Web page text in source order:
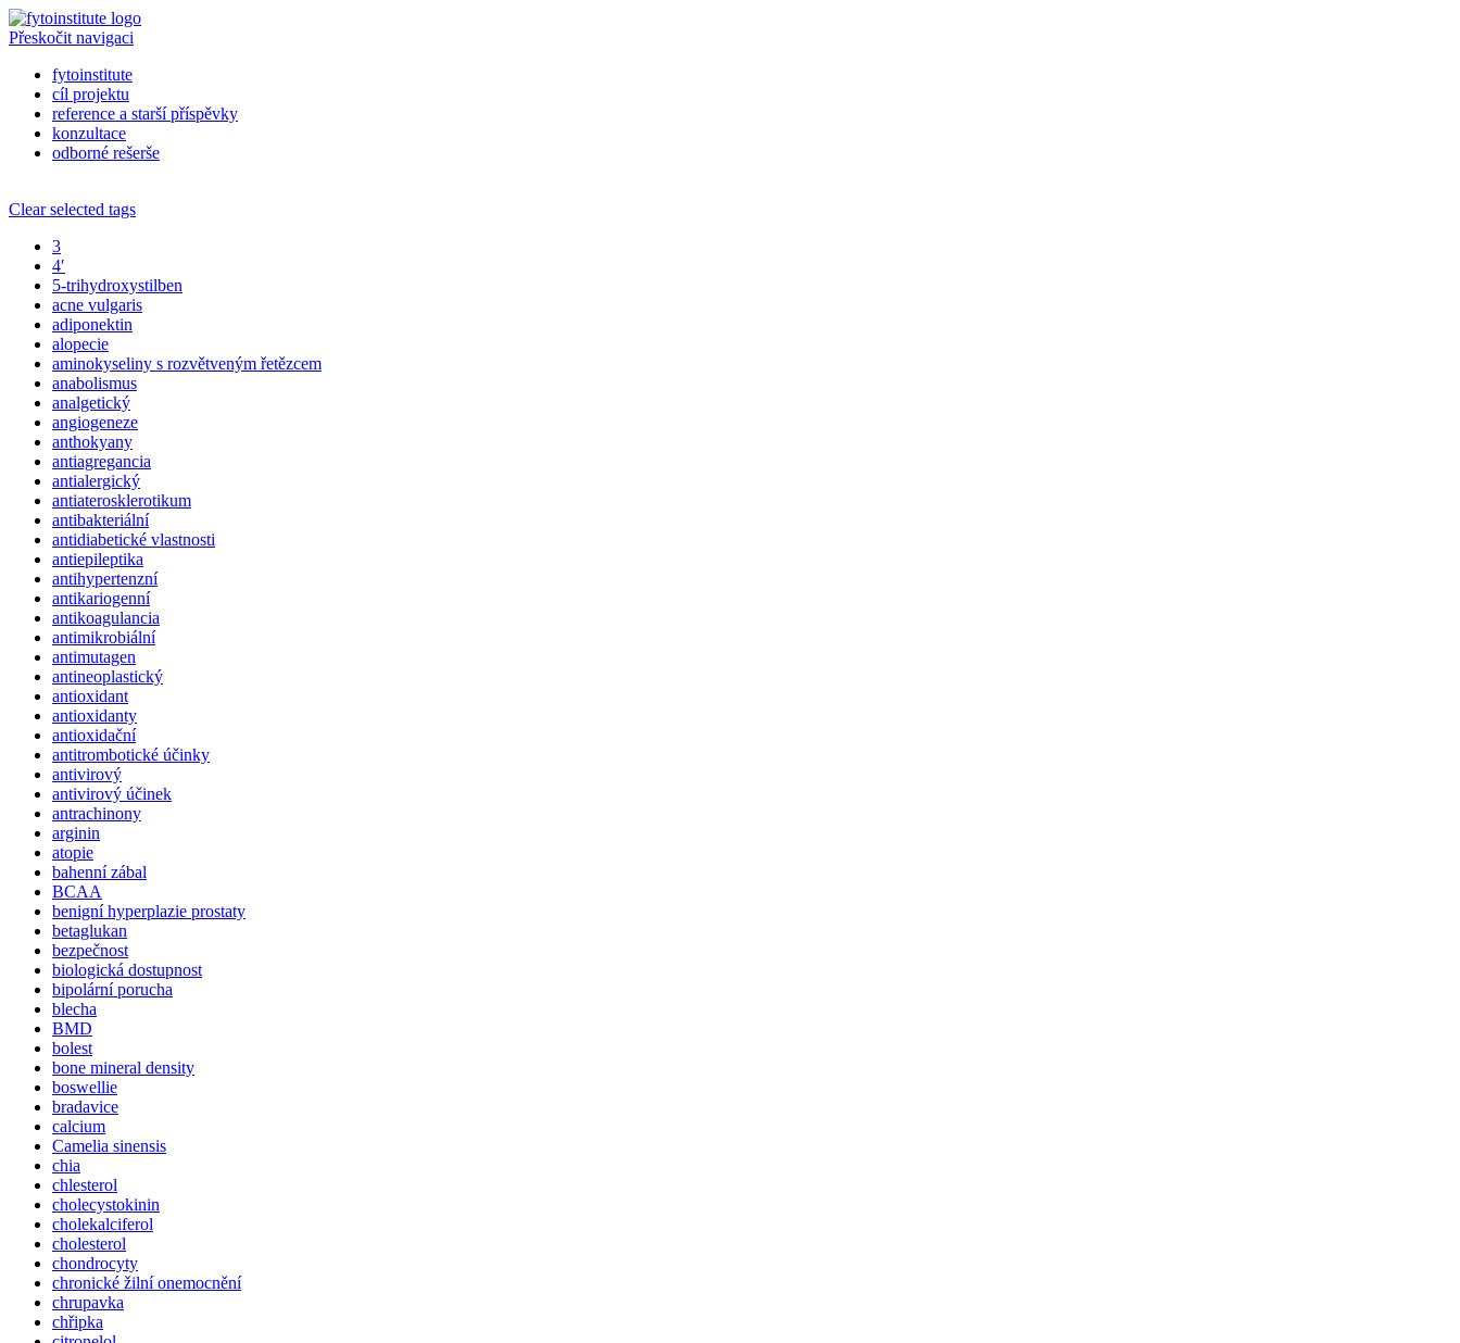
Přeskočit navigaci
fytoinstitute
cíl projektu
reference a starší příspěvky
konzultace
odborné rešerše
Clear selected tags
3
4′
5-trihydroxystilben
acne vulgaris
adiponektin
alopecie
aminokyseliny s rozvětveným řetězcem
anabolismus
analgetický
angiogeneze
anthokyany
antiagregancia
antialergický
antiaterosklerotikum
antibakteriální
antidiabetické vlastnosti
antiepileptika
antihypertenzní
antikariogenní
antikoagulancia
antimikrobiální
antimutagen
antineoplastický
antioxidant
antioxidanty
antioxidační
antitrombotické účinky
antivirový
antivirový účinek
antrachinony
arginin
atopie
bahenní zábal
BCAA
benigní hyperplazie prostaty
betaglukan
bezpečnost
biologická dostupnost
bipolární porucha
blecha
BMD
bolest
bone mineral density
boswellie
bradavice
calcium
Camelia sinensis
chia
chlesterol
cholecystokinin
cholekalciferol
cholesterol
chondrocyty
chronické žilní onemocnění
chrupavka
chřipka